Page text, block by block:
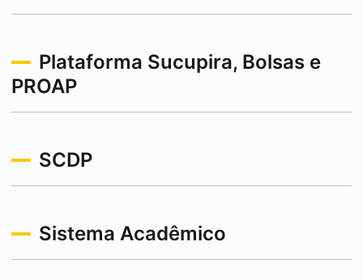
Plataforma Sucupira, Bolsas e
PROAP
SCDP
Sistema Acadêmico